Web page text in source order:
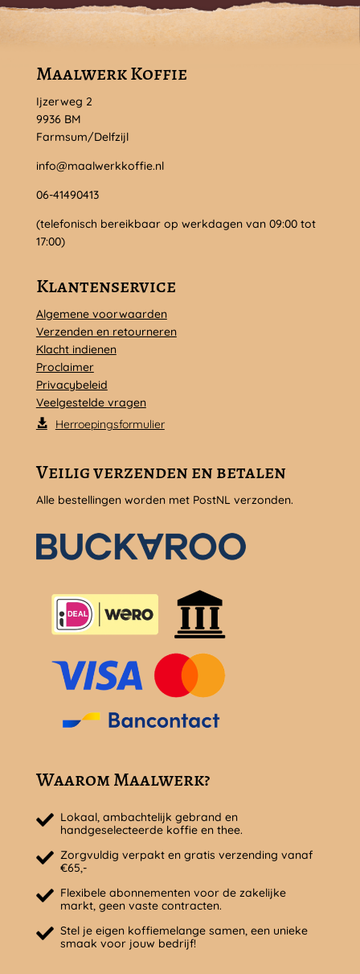
Maalwerk Koffie
Ijzerweg 2
9936 BM
Farmsum/Delfzijl
info@maalwerkkoffie.nl
06-41490413
(telefonisch bereikbaar op werkdagen van 09:00 tot
17:00)
Klantenservice
Algemene voorwaarden
Verzenden en retourneren
Klacht indienen
Proclaimer
Privacybeleid
Veelgestelde vragen
Herroepingsformulier
Veilig verzenden en betalen
Alle bestellingen worden met PostNL verzonden.
Waarom Maalwerk?
Lokaal, ambachtelijk gebrand en
handgeselecteerde koffie en thee.
Zorgvuldig verpakt en gratis verzending vanaf
€65,-
Flexibele abonnementen voor de zakelijke
markt, geen vaste contracten.
Stel je eigen koffiemelange samen, een unieke
smaak voor jouw bedrijf!